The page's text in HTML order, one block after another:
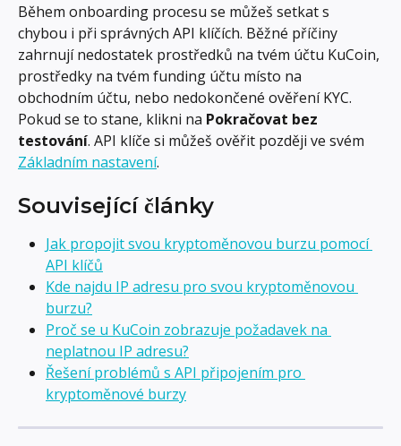
Během onboarding procesu se můžeš setkat s
chybou i při správných API klíčích. Běžné příčiny
zahrnují nedostatek prostředků na tvém účtu KuCoin,
prostředky na tvém funding účtu místo na
obchodním účtu, nebo nedokončené ověření KYC.
Pokud se to stane, klikni na Pokračovat bez
testování. API klíče si můžeš ověřit později ve svém
Základním nastavení.
Související články
Jak propojit svou kryptoměnovou burzu pomocí
API klíčů
Kde najdu IP adresu pro svou kryptoměnovou
burzu?
Proč se u KuCoin zobrazuje požadavek na
neplatnou IP adresu?
Řešení problémů s API připojením pro
kryptoměnové burzy